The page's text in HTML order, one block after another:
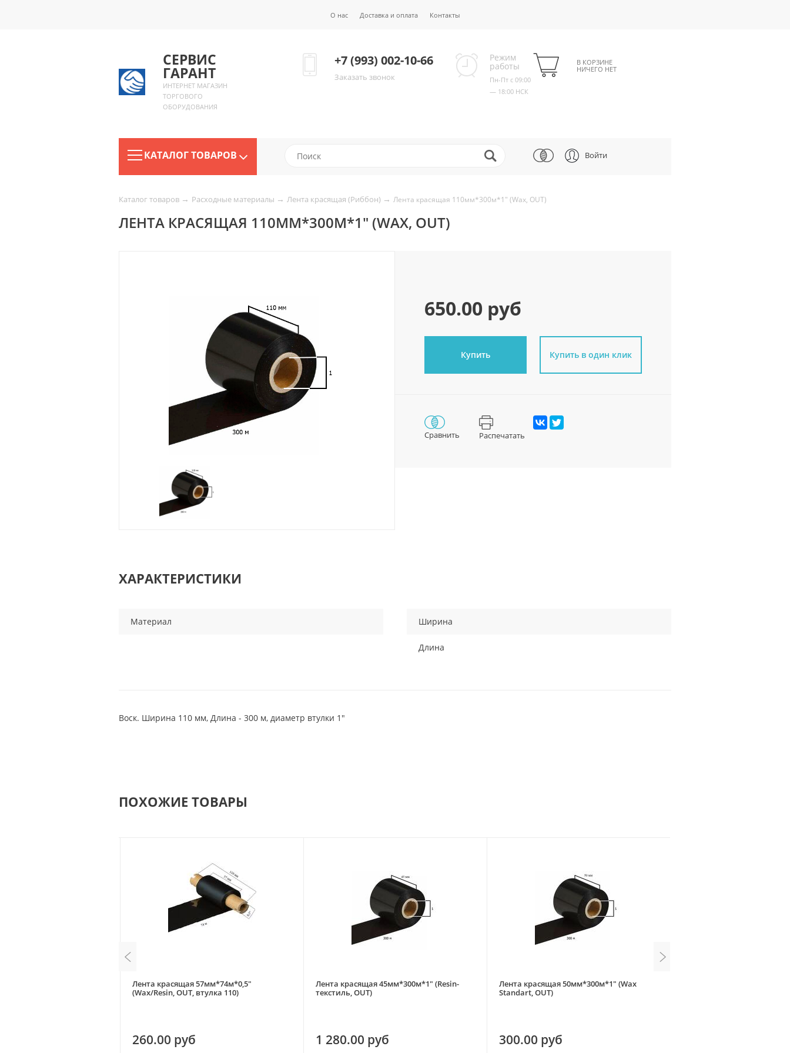
О нас Доставка и оплата Контакты
СЕРВИС
ГАРАНТ
ИНТЕРНЕТ МАГАЗИН
ТОРГОВОГО
ОБОРУДОВАНИЯ
+7 (993) 002-10-66
Заказать звонок
Режим
работы
Пн-Пт с 09:00
— 18:00 НСК
В КОРЗИНЕ
НИЧЕГО НЕТ
КАТАЛОГ ТОВАРОВ Войти
Каталог товаров → Расходные материалы → Лента красящая (Риббон) → Лента красящая 110мм*300м*1" (Wax, OUT)
ЛЕНТА КРАСЯЩАЯ 110ММ*300М*1" (WAX, OUT)
650.00 руб
Купить Купить в один клик
Сравнить Распечатать
ХАРАКТЕРИСТИКИ
Материал Ширина
Длина
Воск. Ширина 110 мм, Длина - 300 м, диаметр втулки 1"
ПОХОЖИЕ ТОВАРЫ
Лента красящая 57мм*74м*0,5"
(Wax/Resin, OUT, втулка 110)
260.00 руб
Лента красящая 45мм*300м*1" (Resin-
текстиль, OUT)
1 280.00 руб
Лента красящая 50мм*300м*1" (Wax
Standart, OUT)
300.00 руб